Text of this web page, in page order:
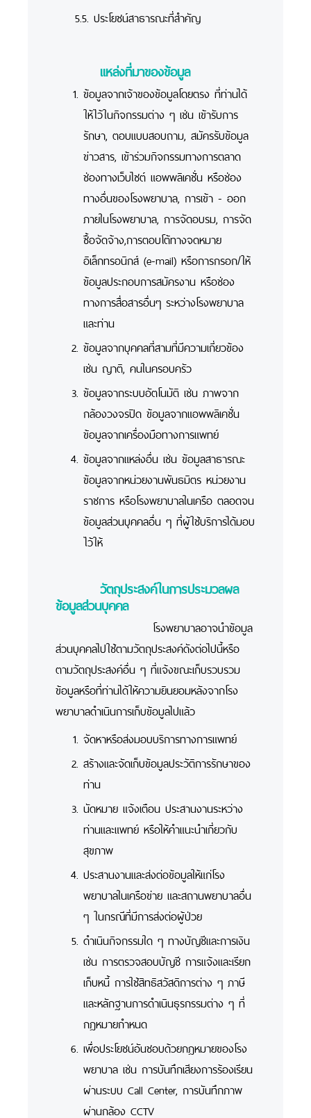
5.5. ประโยชน์สาธารณะที่สำคัญ
แหล่งที่มาของข้อมูล
ข้อมูลจากเจ้าของข้อมูลโดยตรง ที่ท่านได้
ให้ไว้ในกิจกรรมต่าง ๆ เช่น เข้ารับการ
รักษา, ตอบแบบสอบถาม, สมัครรับข้อมูล
ข่าวสาร, เข้าร่วมกิจกรรมทางการตลาด
ช่องทางเว็บไซต์ แอพพลิเคชั่น หรือช่อง
ทางอื่นของโรงพยาบาล, การเข้า - ออก
ภายในโรงพยาบาล, การจัดอบรม, การจัด
ซื้อจัดจ้าง,การตอบโต้ทางจดหมาย
อิเล็กทรอนิกส์ (e-mail) หรือการกรอก/ให้
ข้อมูลประกอบการสมัครงาน หรือช่อง
ทางการสื่อสารอื่นๆ ระหว่างโรงพยาบาล
และท่าน
ข้อมูลจากบุคคลที่สามที่มีความเกี่ยวข้อง
เช่น ญาติ, คนในครอบครัว
ข้อมูลจากระบบอัตโนมัติ เช่น ภาพจาก
กล้องวงจรปิด ข้อมูลจากแอพพลิเคชั่น
ข้อมูลจากเครื่องมือทางการแพทย์
ข้อมูลจากแหล่งอื่น เช่น ข้อมูลสาธารณะ
ข้อมูลจากหน่วยงานพันธมิตร หน่วยงาน
ราชการ หรือโรงพยาบาลในเครือ ตลอดจน
ข้อมูลส่วนบุคคลอื่น ๆ ที่ผู้ใช้บริการได้มอบ
ไว้ให้
วัตถุประสงค์ในการประมวลผล
ข้อมูลส่วนบุคคล
โรงพยาบาลอาจนำข้อมูล
ส่วนบุคคลไปใช้ตามวัตถุประสงค์ดังต่อไปนี้หรือ
ตามวัตถุประสงค์อื่น ๆ ที่แจ้งขณะเก็บรวบรวม
ข้อมูลหรือที่ท่านได้ให้ความยินยอมหลังจากโรง
พยาบาลดำเนินการเก็บข้อมูลไปแล้ว
จัดหาหรือส่งมอบบริการทางการแพทย์
สร้างและจัดเก็บข้อมูลประวัติการรักษาของ
ท่าน
นัดหมาย แจ้งเตือน ประสานงานระหว่าง
ท่านและแพทย์ หรือให้คำแนะนำเกี่ยวกับ
สุขภาพ
ประสานงานและส่งต่อข้อมูลให้แก่โรง
พยาบาลในเครือข่าย และสถานพยาบาลอื่น
ๆ ในกรณีที่มีการส่งต่อผู้ป่วย
ดำเนินกิจกรรมใด ๆ ทางบัญชีและการเงิน
เช่น การตรวจสอบบัญชี การแจ้งและเรียก
เก็บหนี้ การใช้สิทธิสวัสดิการต่าง ๆ ภาษี
และหลักฐานการดำเนินธุรกรรมต่าง ๆ ที่
กฎหมายกำหนด
เพื่อประโยชน์อันชอบด้วยกฎหมายของโรง
พยาบาล เช่น การบันทึกเสียงการร้องเรียน
ผ่านระบบ Call Center, การบันทึกภาพ
ผ่านกล้อง CCTV